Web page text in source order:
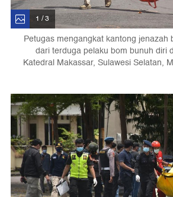
1 / 3
Petugas mengangkat kantong jenazah
dari terduga pelaku bom bunuh diri
Katedral Makassar, Sulawesi Selatan,